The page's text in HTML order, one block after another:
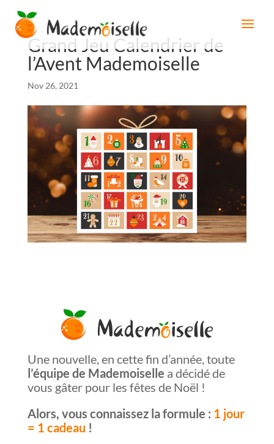
Grand Jeu Calendrier de
l’Avent Mademoiselle
Nov 26, 2021
Une nouvelle, en cette fin d’année, toute
l’équipe de Mademoiselle a décidé de
vous gâter pour les fêtes de Noël !
Alors, vous connaissez la formule : 1 jour
= 1 cadeau !